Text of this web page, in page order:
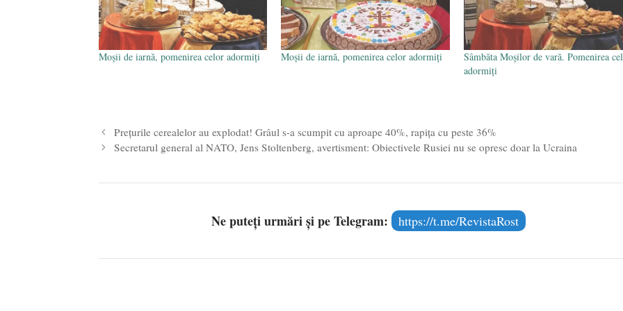
Moșii de iarnă, pomenirea celor adormiți Moșii de iarnă, pomenirea celor adormiți
Sâmbăta Moșilor de vară. Pomenirea
adormiți
Prețurile cerealelor au explodat! Grâul s-a scumpit cu aproape 40%, rapița cu peste 36%
Secretarul general al NATO, Jens Stoltenberg, avertisment: Obiectivele Rusiei nu se opresc doar la Ucraina
Ne puteți urmări și pe Telegram: https://t.me/RevistaRost